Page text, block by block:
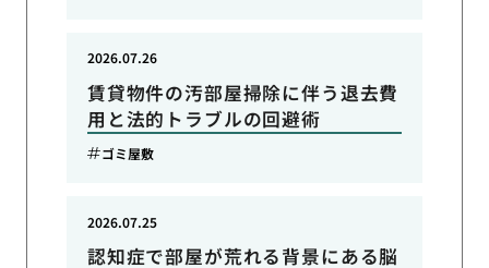
賃貸物件の汚部屋掃除に伴う退去費
用と法的トラブルの回避術
2026.07.26
ゴミ屋敷
認知症で部屋が荒れる背景にある脳
2026.07.25